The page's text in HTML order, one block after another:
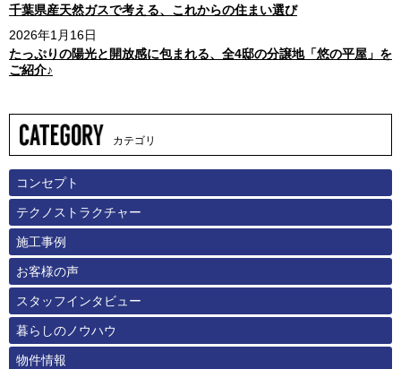
千葉県産天然ガスで考える、これからの住まい選び
2026年1月16日
たっぷりの陽光と開放感に包まれる、全4邸の分譲地「悠の平屋」を
ご紹介♪
カテゴリ
コンセプト
テクノストラクチャー
施工事例
お客様の声
スタッフインタビュー
暮らしのノウハウ
物件情報